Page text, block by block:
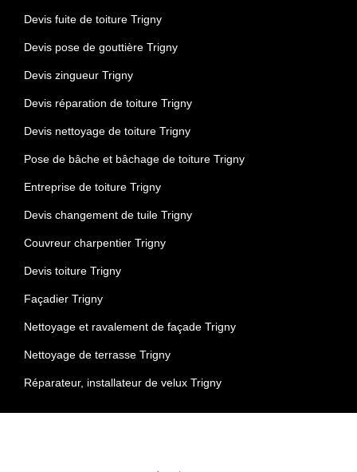
Devis fuite de toiture Trigny
Devis pose de gouttière Trigny
Devis zingueur Trigny
Devis réparation de toiture Trigny
Devis nettoyage de toiture Trigny
Pose de bâche et bâchage de toiture Trigny
Entreprise de toiture Trigny
Devis changement de tuile Trigny
Couvreur charpentier Trigny
Devis toiture Trigny
Façadier Trigny
Nettoyage et ravalement de façade Trigny
Nettoyage de terrasse Trigny
Réparateur, installateur de velux Trigny